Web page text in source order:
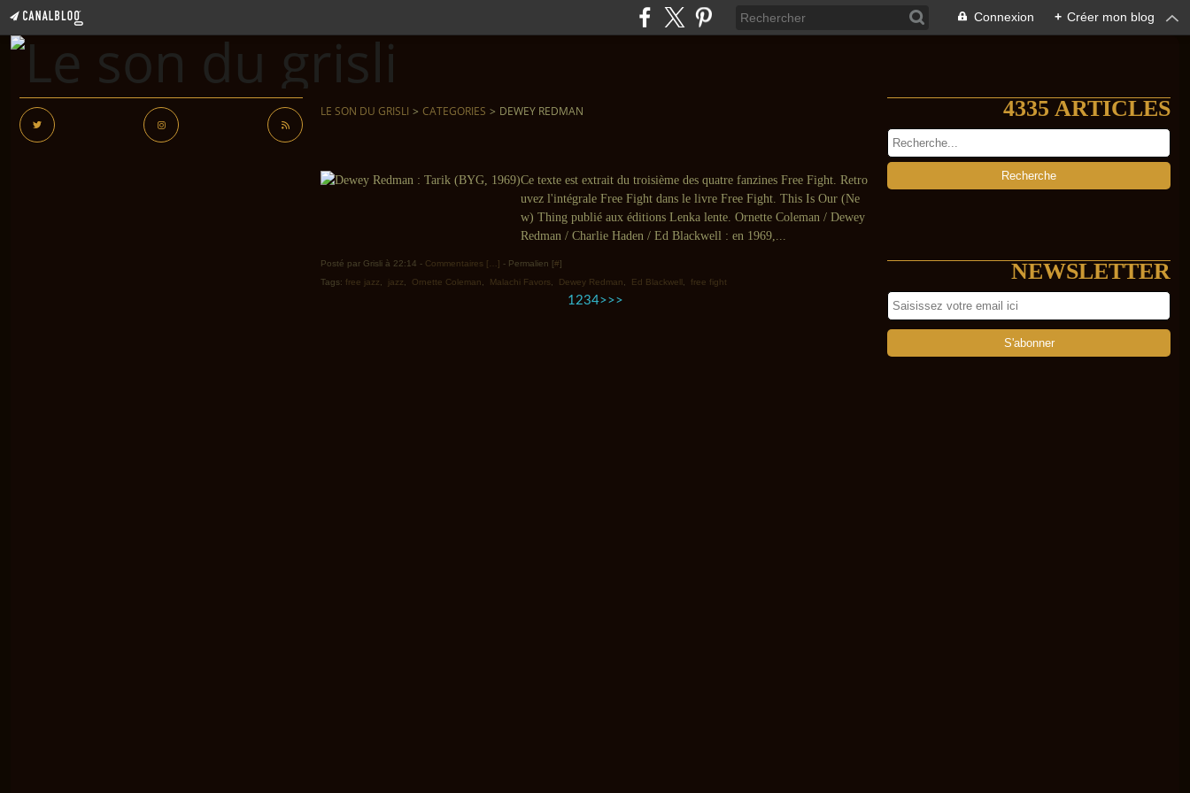
Connexion + Créer mon blog
LE SON DU GRISLI > CATEGORIES > DEWEY REDMAN
Ce texte est extrait du troisième des quatre fanzines Free Fight. Retro
uvez l'intégrale Free Fight dans le livre Free Fight. This Is Our (Ne
w) Thing publié aux éditions Lenka lente. Ornette Coleman / Dewey
Redman / Charlie Haden / Ed Blackwell : en 1969,...
Posté par Grisli à 22:14 - Commentaires [ ] - Permalien [#]
Tags: free jazz jazz Ornette Coleman Malachi Favors Dewey Redman Ed Blackwell free fight
1234>>>
4335 ARTICLES
NEWSLETTER